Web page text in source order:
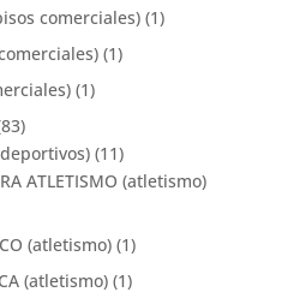
comerciales) (1)
(1)
(1)
(11)
ATLETISMO (atletismo)
(atletismo) (1)
(atletismo) (1)